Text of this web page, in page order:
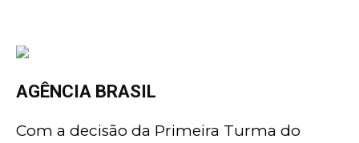
AGÊNCIA BRASIL
Com a decisão da Primeira Turma do